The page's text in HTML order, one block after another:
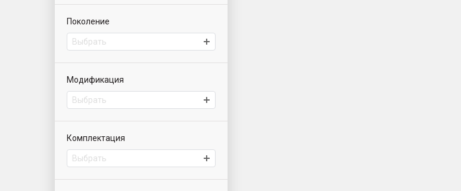
Поколение
Выбрать
Модификация
Выбрать
Комплектация
Выбрать